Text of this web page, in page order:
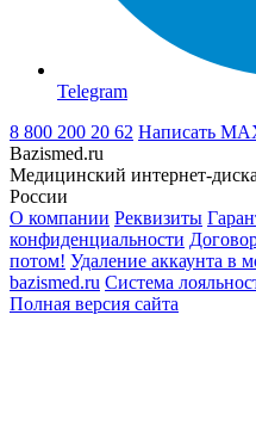
Telegram
8 800 200 20 62 Написать
Bazismed.ru
Медицинский интернет-
России
О компании Реквизиты
конфиденциальности
потом! Удаление аккаунта в
bazismed.ru Система
Полная версия сайта